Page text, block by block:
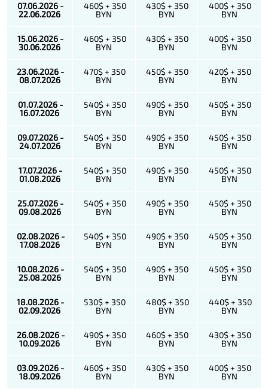
07.06.2026 -
22.06.2026
460$ + 350
BYN
430$ + 350
BYN
400$ + 350
BYN
15.06.2026 -
30.06.2026
460$ + 350
BYN
430$ + 350
BYN
400$ + 350
BYN
23.06.2026 -
08.07.2026
470$ + 350
BYN
450$ + 350
BYN
420$ + 350
BYN
01.07.2026 -
16.07.2026
540$ + 350
BYN
490$ + 350
BYN
450$ + 350
BYN
09.07.2026 -
24.07.2026
540$ + 350
BYN
490$ + 350
BYN
450$ + 350
BYN
17.07.2026 -
01.08.2026
540$ + 350
BYN
490$ + 350
BYN
450$ + 350
BYN
25.07.2026 -
09.08.2026
540$ + 350
BYN
490$ + 350
BYN
450$ + 350
BYN
02.08.2026 -
17.08.2026
540$ + 350
BYN
490$ + 350
BYN
450$ + 350
BYN
10.08.2026 -
25.08.2026
540$ + 350
BYN
490$ + 350
BYN
450$ + 350
BYN
18.08.2026 -
02.09.2026
530$ + 350
BYN
480$ + 350
BYN
440$ + 350
BYN
26.08.2026 -
10.09.2026
490$ + 350
BYN
460$ + 350
BYN
430$ + 350
BYN
03.09.2026 -
18.09.2026
460$ + 350
BYN
430$ + 350
BYN
400$ + 350
BYN